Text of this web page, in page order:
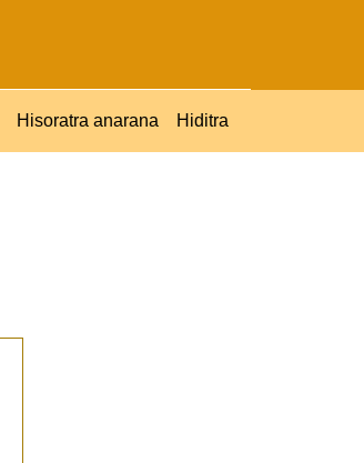
Hisoratra anarana Hiditra